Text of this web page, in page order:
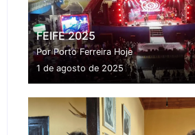
FEIFE 2025
Por Porto Ferreira Hoje
1 de agosto de 2025